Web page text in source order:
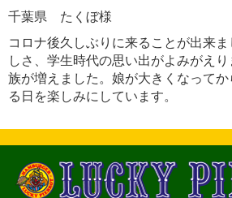
千葉県 たくぼ様
コロナ後久しぶりに来ることが出来
しさ、学生時代の思い出がよみがえ
族が増えました。娘が大きくなって
る日を楽しみにしています。